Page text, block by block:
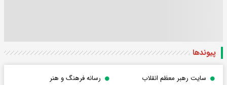
پیوندها
سایت رهبر معظم انقلاب
رسانه فرهنگ و هنر